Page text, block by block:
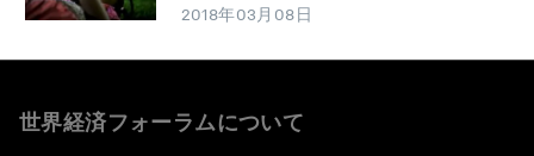
2018年03月08日
世界経済フォーラムについて